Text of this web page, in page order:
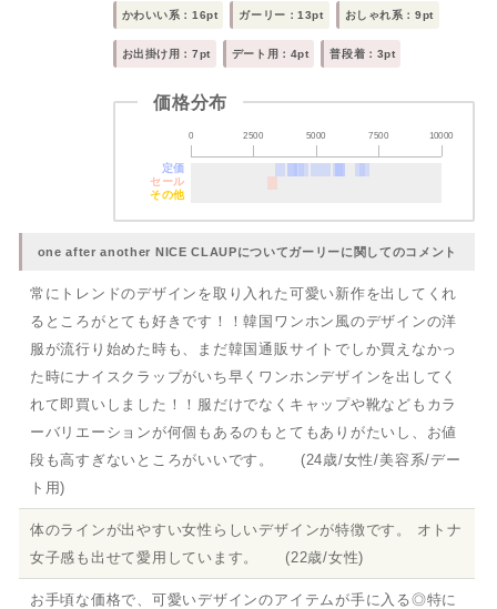
かわいい系：16pt ガーリー：13pt おしゃれ系：9pt
お出掛け用：7pt デート用：4pt 普段着：3pt
価格分布
0 2500 5000 7500 10000
定価
セール
その他
one after another NICE CLAUPについてガーリーに関してのコメント
常にトレンドのデザインを取り入れた可愛い新作を出してくれ
るところがとても好きです！！韓国ワンホン風のデザインの洋
服が流行り始めた時も、まだ韓国通販サイトでしか買えなかっ
た時にナイスクラップがいち早くワンホンデザインを出してく
れて即買いしました！！服だけでなくキャップや靴などもカラ
ーバリエーションが何個もあるのもとてもありがたいし、お値
段も高すぎないところがいいです。 (24歳/女性/美容系/デー
ト用)
体のラインが出やすい女性らしいデザインが特徴です。 オトナ
女子感も出せて愛用しています。 (22歳/女性)
お手頃な価格で、可愛いデザインのアイテムが手に入る◎特に